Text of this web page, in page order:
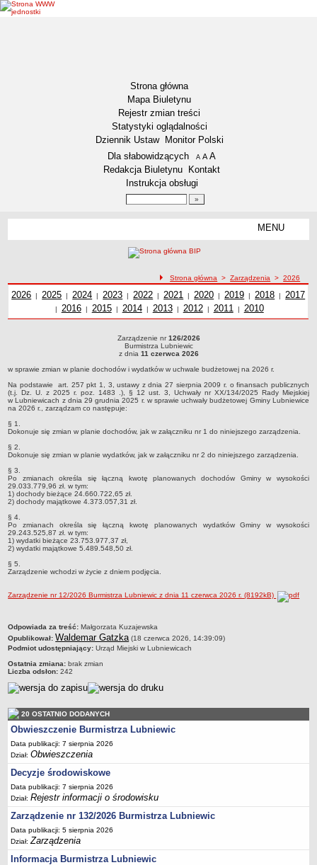
Strona główna
Mapa Biuletynu
Rejestr zmian treści
Statystyki oglądalności
Dziennik Ustaw
Monitor Polski
Menu dodatkowe
Dla słabowidzących A pomniejsz czcionkę
A standardowy rozmiar czcionki
A
Redakcja Biuletynu
Kontakt
Instrukcja obsługi
MENU
Zadania publiczne
Związki i stowarzyszenia
Współpraca zagraniczna
Strategia rozwoju Gminy
AKTUALNOŚCI I OBWIESZCZENIA
Aktualności
KOMUNIKATY
Meteorologiczne
Rozkłady jazdy autobusów
Wodociągi - ocena jakości wody
KONKURSY
Ogłoszenia o konkursach
URZĄD MIEJSKI
Zastępca Burmistrza Lubniewic
Sekretarz Gminy
Skarbnik Gminy
Informacja turystyczna
Regulamin i schemat organizacyjny
Przewodnik po urzędzie
Kodeks etyczny
Oświadczenia majątkowe
Raporty
RADA MIEJSKA
Dyżury Przewodniczącego Rady Miejskiej
Transmisja z obrad sesji
Zadania i uprawnienia
Skład Rady Miejskiej
ścieżka nawigacji
Strona główna >Zarządzenia >2026
Zarządzenia z roku
2026 | Zarządzenia z roku
2025 | Zarządzenia z roku
2024 | Zarządzenia z roku
2023 | Zarządzenia z roku
2022 | Zarządzenia z roku
2021 | Zarządzenia z roku
2020 | Zarządzenia z roku
2019 |
Zarządzenia z
2018 | 2017
| Zarządzenia z roku
2016| Zarządzenia z roku
2015| Zarządzenia z roku
2014| Zarządzenia z roku
2013| Zarządzenia z roku
2012| Zarządzenia z roku
2011 |
Zarządzenia z
roku
2010
Zarządzenie nr 126/2026Burmistrza Lubniewicz dnia 11 czerwca 2026w sprawie
zmian w planie dochodów i wydatków w uchwale budżetowej na 2026 r.
Zarządzenie nr126/2026
Burmistrza Lubniewic
z dnia 11 czerwca 2026
w sprawie zmian w planie dochodów i wydatków w uchwale budżetowej na 2026 r.
Na podstawie art. 257 pkt 1, 3, ustawy z dnia 27 sierpnia 2009 r. o finansach publicznych
(t.j. Dz. U. z 2025 r. poz. 1483 .), § 12 ust. 3, Uchwały nr XX/134/2025 Rady Miejskiej
w Lubniewicach z dnia 29 grudnia 2025 r. w sprawie uchwały budżetowej Gminy Lubniewice
na 2026 r., zarządzam co następuje:
§ 1.
Dokonuje się zmian w planie dochodów, jak w załączniku nr 1 do niniejszego zarządzenia.
§ 2.
Dokonuje się zmian w planie wydatków, jak w załączniku nr 2 do niniejszego zarządzenia.
§ 3.
Po zmianach określa się łączną kwotę planowanych dochodów Gminy w wysokości
29.033.779,96 zł. w tym:
1) dochody bieżące 24.660.722,65 zł.
2) dochody majątkowe 4.373.057,31 zł.
§ 4.
Po zmianach określa się łączną kwotę planowanych wydatków Gminy w wysokości
29.243.525,87 zł. w tym:
1) wydatki bieżące 23.753.977,37 zł,
2) wydatki majątkowe 5.489.548,50 zł.
§ 5.
Zarządzenie wchodzi w życie z dniem podjęcia.
Zarządzenie nr 12/2026 Burmistrza Lubniewic z dnia 11 czerwca 2026 r. (8192kB)
metryczka
Odpowiada za treść: Małgorzata Kuzajewska
Opublikował: Waldemar Gatzka (18 czerwca 2026, 14:39:09)
Podmiot udostępniający: Urząd Miejski w Lubniewicach
Ostatnia zmiana: brak zmian
Liczba odsłon: 242
20 OSTATNIO DODANYCH
Obwieszczenie Burmistrza Lubniewic
Data publikacji: 7 sierpnia 2026
Dział:Obwieszczenia
Decyzje środowiskowe
Data publikacji: 7 sierpnia 2026
Dział:Rejestr informacji o środowisku
Zarządzenie nr 132/2026 Burmistrza Lubniewic
Data publikacji: 5 sierpnia 2026
Dział:Zarządzenia
Informacja Burmistrza Lubniewic